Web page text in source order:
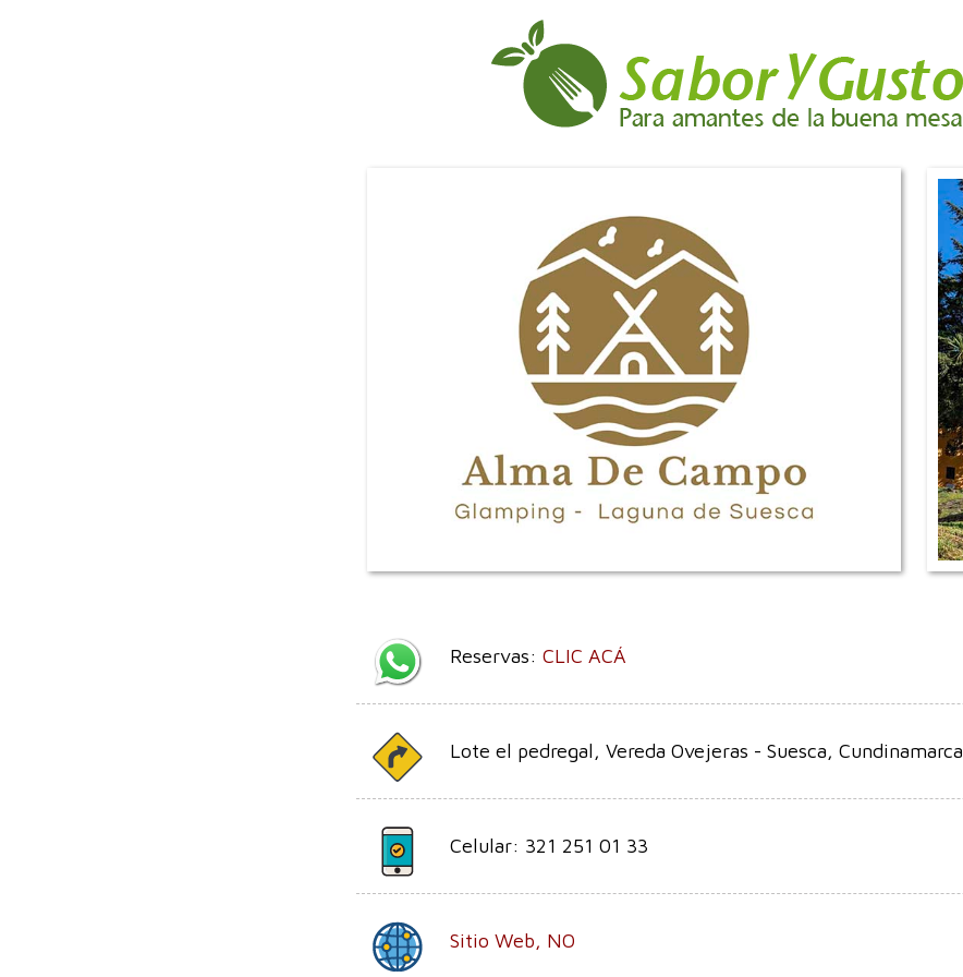
Reservas: CLIC ACÁ
Lote el pedregal, Vereda Ovejeras - Suesca, Cundinamarca
Celular: 321 251 01 33
Sitio Web, NO